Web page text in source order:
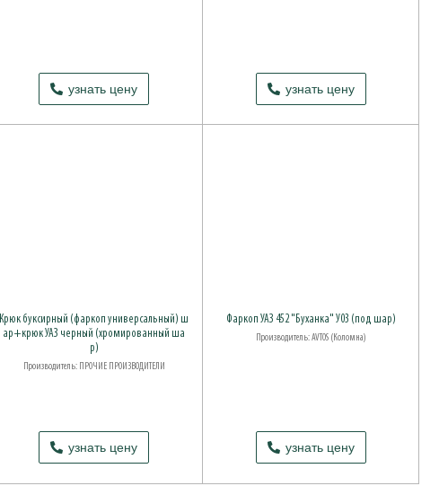
узнать цену узнать цену
Крюк буксирный (фаркоп универсальный) ш
ар+крюк УАЗ черный (хромированный ша
р)
Производитель: ПРОЧИЕ ПРОИЗВОДИТЕЛИ
узнать цену
Фаркоп УАЗ 452 "Буханка" У03 (под шар)
Производитель: AVTOS (Коломна)
узнать цену